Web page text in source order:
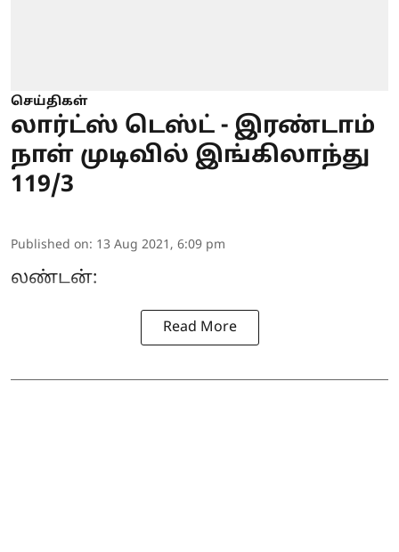
செய்திகள்
லார்ட்ஸ் டெஸ்ட் - இரண்டாம்
நாள் முடிவில் இங்கிலாந்து
119/3
Published on: 13 Aug 2021, 6:09 pm
லண்டன்:
Read More